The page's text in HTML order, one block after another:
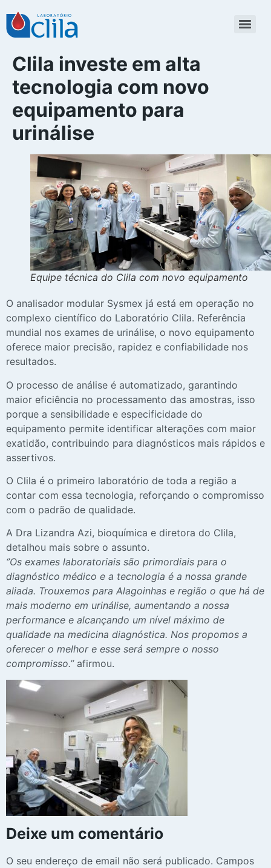
Clila investe em alta
tecnologia com novo
equipamento para
urinálise
Equipe técnica do Clila com novo equipamento
O analisador modular Sysmex já está em operação no
complexo científico do Laboratório Clila. Referência
mundial nos exames de urinálise, o novo equipamento
oferece maior precisão, rapidez e confiabilidade nos
resultados.
O processo de análise é automatizado, garantindo
maior eficiência no processamento das amostras, isso
porque a sensibilidade e especificidade do
equipamento permite identificar alterações com maior
exatidão, contribuindo para diagnósticos mais rápidos e
assertivos.
O Clila é o primeiro laboratório de toda a região a
contar com essa tecnologia, reforçando o compromisso
com o padrão de qualidade.
A Dra Lizandra Azi, bioquímica e diretora do Clila,
detalhou mais sobre o assunto.
‘’Os exames laboratoriais são primordiais para o
diagnóstico médico e a tecnologia é a nossa grande
aliada. Trouxemos para Alagoinhas e região o que há de
mais moderno em urinálise, aumentando a nossa
performance e alcançando um nível máximo de
qualidade na medicina diagnóstica. Nos propomos a
oferecer o melhor e esse será sempre o nosso
compromisso.’’afirmou.
Deixe um comentário
O seu endereço de email não será publicado. Campos